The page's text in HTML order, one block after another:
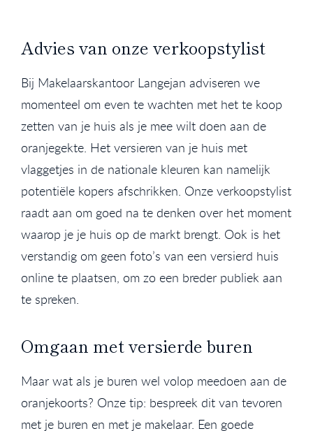
Advies van onze verkoopstylist
Bij Makelaarskantoor Langejan adviseren we
momenteel om even te wachten met het te koop
zetten van je huis als je mee wilt doen aan de
oranjegekte. Het versieren van je huis met
vlaggetjes in de nationale kleuren kan namelijk
potentiële kopers afschrikken. Onze verkoopstylist
raadt aan om goed na te denken over het moment
waarop je je huis op de markt brengt. Ook is het
verstandig om geen foto’s van een versierd huis
online te plaatsen, om zo een breder publiek aan
te spreken.
Omgaan met versierde buren
Maar wat als je buren wel volop meedoen aan de
oranjekoorts? Onze tip: bespreek dit van tevoren
met je buren en met je makelaar. Een goede